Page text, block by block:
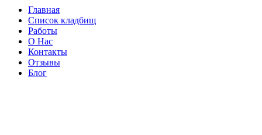
Главная
Список кладбищ
Работы
О Нас
Контакты
Отзывы
Блог